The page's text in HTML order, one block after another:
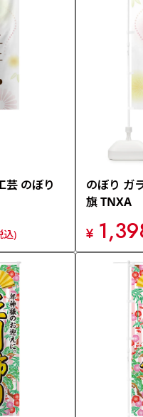
芸 のぼり
込)
のぼり ガ
旗 TNXA
¥